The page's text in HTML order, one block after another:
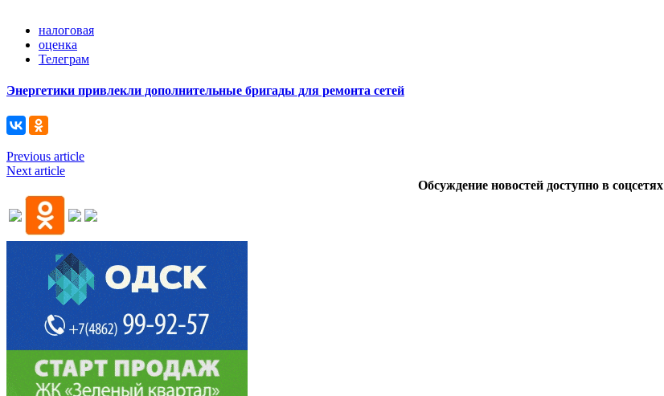
налоговая
оценка
Телеграм
Энергетики привлекли дополнительные бригады для ремонта сетей
Previous article
Next article
Обсуждение новостей доступно в соцсетях